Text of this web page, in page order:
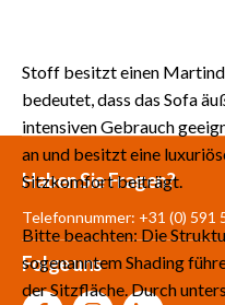
Das Luca Sofa ist mit
komfortablen Chenille-
Stoff besitzt einen
bedeutet, dass das Sofa
intensiven Gebrauch
an und besitzt eine
Sitzkomfort beiträgt.
Bitte beachten: Die
sogenanntem Shading
der Sitzfläche. Durch
Mehr als 30.000
Haben Sie Fragen?
Telefonnummer: +31 (0) 591
Folge uns